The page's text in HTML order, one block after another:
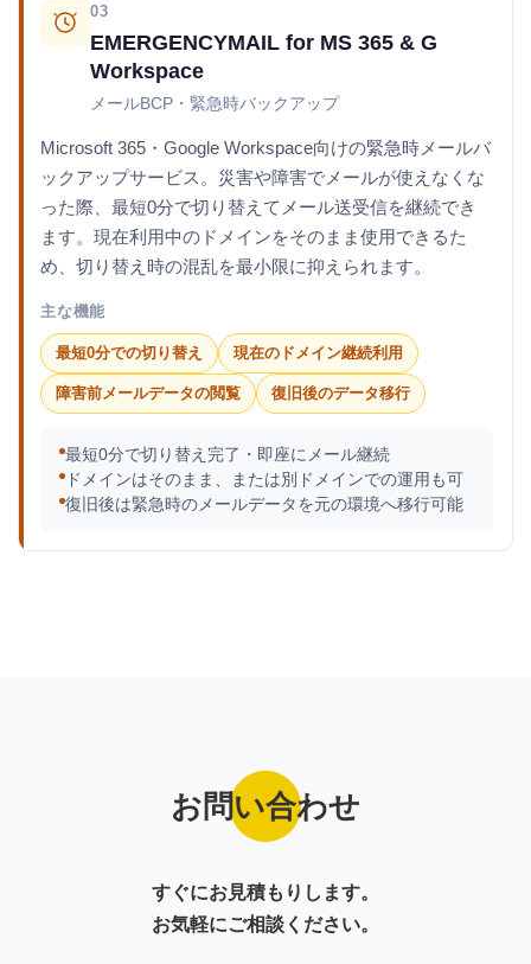
03
EMERGENCYMAIL for MS 365 & G
Workspace
メールBCP・緊急時バックアップ
Microsoft 365・Google Workspace向けの緊急時メールバ
ックアップサービス。災害や障害でメールが使えなくな
った際、最短0分で切り替えてメール送受信を継続でき
ます。現在利用中のドメインをそのまま使用できるた
め、切り替え時の混乱を最小限に抑えられます。
主な機能
最短0分での切り替え 現在のドメイン継続利用
障害前メールデータの閲覧 復旧後のデータ移行
最短0分で切り替え完了・即座にメール継続
ドメインはそのまま、または別ドメインでの運用も可
復旧後は緊急時のメールデータを元の環境へ移行可能
お問い合わせ
すぐにお見積もりします。
お気軽にご相談ください。